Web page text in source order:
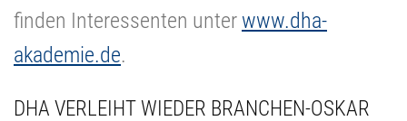
finden Interessenten unter www.dha-
akademie.de.
DHA VERLEIHT WIEDER BRANCHEN-OSKAR